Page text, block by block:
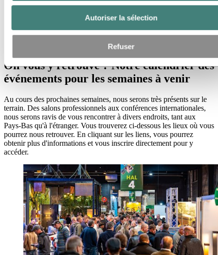
Autoriser la sélection
Refuser
Galerie multimédia
On vous y retrouve ? Notre calendrier des événements pour
On vous y retrouve ? Notre calendrier des
événements pour les semaines à venir
Au cours des prochaines semaines, nous serons très présents sur le
terrain. Des salons professionnels aux conférences internationales,
nous serons ravis de vous rencontrer à divers endroits, tant aux
Pays-Bas qu'à l'étranger. Vous trouverez ci-dessous les lieux où vous
pourrez nous retrouver. En cliquant sur les liens, vous pourrez
obtenir plus d'informations et vous inscrire directement pour y
accéder.